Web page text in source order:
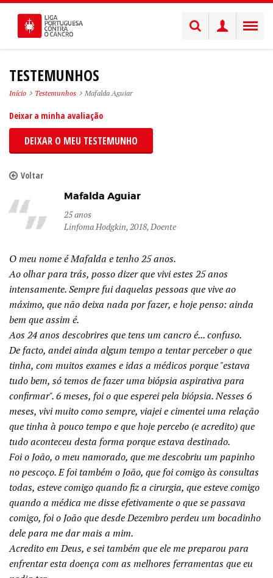
TESTEMUNHOS
Deixar a minha avaliação
DEIXAR O MEU TESTEMUNHO
Início Testemunhos Mafalda Aguiar
Voltar
Mafalda Aguiar
25 anos
Linfoma Hodgkin, 2018, Doente
O meu nome é Mafalda e tenho 25 anos.
Ao olhar para trás, posso dizer que vivi estes 25 anos
intensamente. Sempre fui daquelas pessoas que vive ao
máximo, que não deixa nada por fazer, e hoje penso: ainda
bem que assim é.
Aos 24 anos descobrires que tens um cancro é... confuso.
De facto, andei ainda algum tempo a tentar perceber o que
tinha, com muitos exames e idas a médicos porque "estava
tudo bem, só temos de fazer uma biópsia aspirativa para
confirmar". 6 meses, foi o que esperei pela biópsia. Nesses 6
meses, vivi muito como sempre, viajei e cimentei uma relação
que tinha à pouco tempo e que hoje percebo (e acredito) que
tudo aconteceu desta forma porque estava destinado.
Foi o João, o meu namorado, que me descobriu um papinho
no pescoço. E foi também o João, que foi comigo às consultas
todas, esteve comigo quando fiz a cirurgia, que esteve comigo
quando a médica me disse efetivamente o que se passava
comigo, foi o João que desde Dezembro perdeu um bocadinho
dele para me dar mais a mim.
Acredito em Deus, e sei também que ele me preparou para
enfrentar esta doença com as melhores ferramentas que eu